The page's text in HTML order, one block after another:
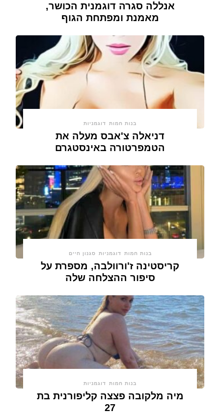
אנללה סגרה דוגמנית הכושר,
מאמנת ומפתחת הגוף
בנות חמות דוגמניות
דניאלה צ'אבס מעלה את
הטמפרטורה באינסטגרם
בנות חמות דוגמניות סגנון חיים
קריסטינה ז'ורוולבה, מספרת על
סיפור ההצלחה שלה
בנות חמות דוגמניות
מיה מלקובה פצצה קליפורנית בת
27